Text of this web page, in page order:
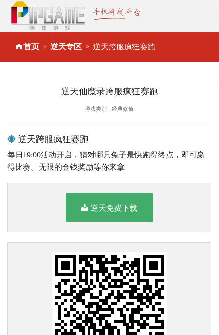
首页 逆天专区 逆天跨服疯狂赛跑
逆天仙魔录跨服疯狂赛跑
游戏类别：经典修仙
逆天跨服疯狂赛跑
每日19:00活动开启，猜对哪只兔子最快跑得终点，即可赢
得比赛。无限的金钱奖励等你来拿
逆天免费下载